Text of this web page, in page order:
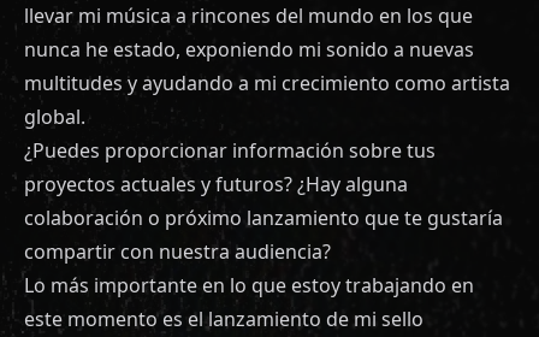
llevar mi música a rincones del mundo en los que
nunca he estado, exponiendo mi sonido a nuevas
multitudes y ayudando a mi crecimiento como artista
global.
¿Puedes proporcionar información sobre tus
proyectos actuales y futuros? ¿Hay alguna
colaboración o próximo lanzamiento que te gustaría
compartir con nuestra audiencia?
Lo más importante en lo que estoy trabajando en
este momento es el lanzamiento de mi sello